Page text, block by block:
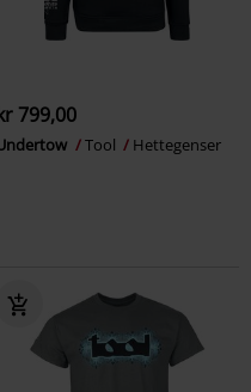
kr 799,00
Tool Hettegenser